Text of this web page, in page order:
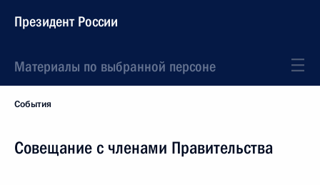
Президент России
Материалы по выбранной персоне
События
Совещание с членами Правительства